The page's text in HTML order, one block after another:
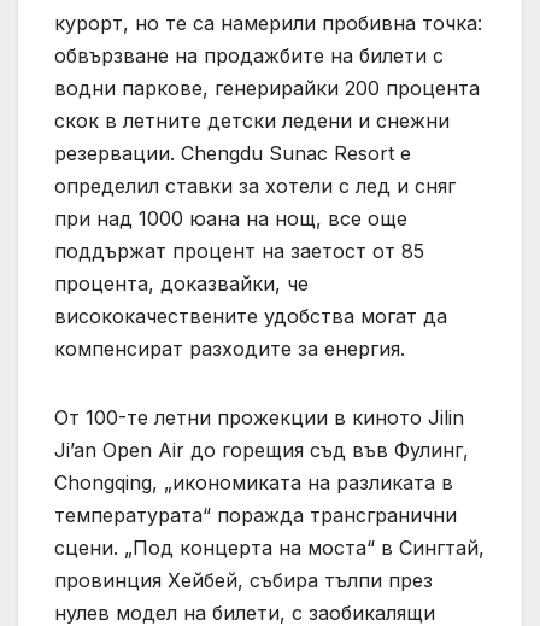
курорт, но те са намерили пробивна точка:
обвързване на продажбите на билети с
водни паркове, генерирайки 200 процента
скок в летните детски ледени и снежни
резервации. Chengdu Sunac Resort е
определил ставки за хотели с лед и сняг
при над 1000 юана на нощ, все още
поддържат процент на заетост от 85
процента, доказвайки, че
висококачествените удобства могат да
компенсират разходите за енергия.
От 100-те летни прожекции в киното Jilin
Ji’an Open Air до горещия съд във Фулинг,
Chongqing, „икономиката на разликата в
температурата“ поражда трансгранични
сцени. „Под концерта на моста“ в Сингтай,
провинция Хейбей, събира тълпи през
нулев модел на билети, с заобикалящи